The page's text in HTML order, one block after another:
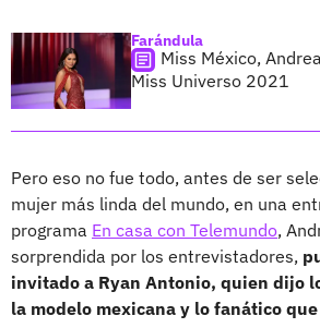
Farándula
Miss México,
Miss Universo 2021
Pero eso no fue todo, antes de ser
mujer más linda del mundo, en una
programa En casa con Telemundo,
sorprendida por los entrevistadores,
invitado a Ryan Antonio, quien dijo
la modelo mexicana y lo fanático